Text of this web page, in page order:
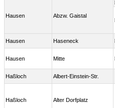
Hausen Abzw. Gaistal
Hausen Haseneck
Hausen Mitte
Haßloch Albert-Einstein-Str.
Haßloch Alter Dorfplatz